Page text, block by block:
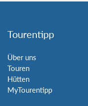
Tourentipp
Über uns
Touren
Hütten
MyTourentipp